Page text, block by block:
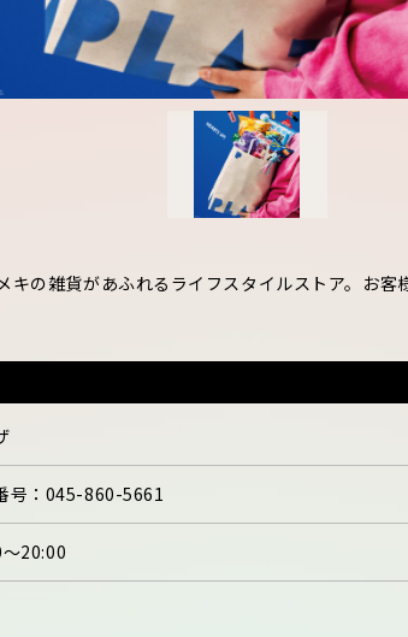
の雑貨があふれるライフスタイルストア。お客
号： 045-860-5661
20:00